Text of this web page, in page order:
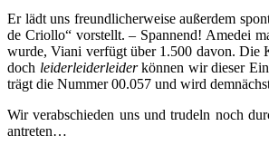
Er lädt uns freundlicherweise außerdem
de Criollo“ vorstellt. – Spannend! Amedei
wurde, Viani verfügt über 1.500 davon. Die
doch leiderleiderleiderkönnen wir dieser
trägt die Nummer 00.057 und wird
Wir verabschieden uns und trudeln noch
antreten…